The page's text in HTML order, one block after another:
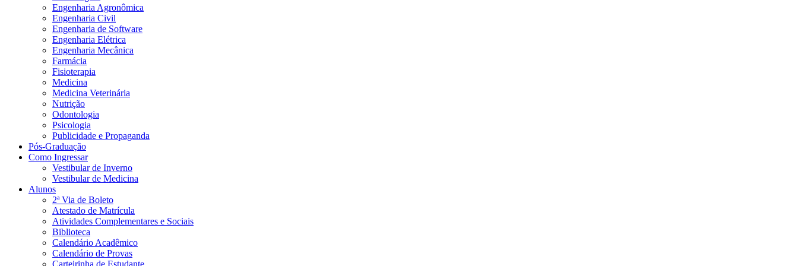
Engenharia Agronômica
Engenharia Civil
Engenharia de Software
Engenharia Elétrica
Engenharia Mecânica
Farmácia
Fisioterapia
Medicina
Medicina Veterinária
Nutrição
Odontologia
Psicologia
Publicidade e Propaganda
Pós-Graduação
Como Ingressar
Vestibular de Inverno
Vestibular de Medicina
Alunos
2ª Via de Boleto
Atestado de Matrícula
Atividades Complementares e Sociais
Biblioteca
Calendário Acadêmico
Calendário de Provas